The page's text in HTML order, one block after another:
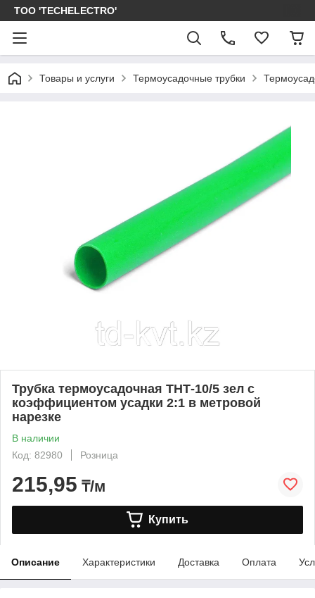
ТОО 'TECHELECTRO'
Товары и услуги Термоусадочные трубки
Трубка термоусадочная ТНТ-10/5 зел с
коэффициентом усадки 2:1 в метровой
нарезке
В наличии
Код: 82980
Розница
215,95 ₸/м
Купить
Описание Характеристики Доставка Оплата